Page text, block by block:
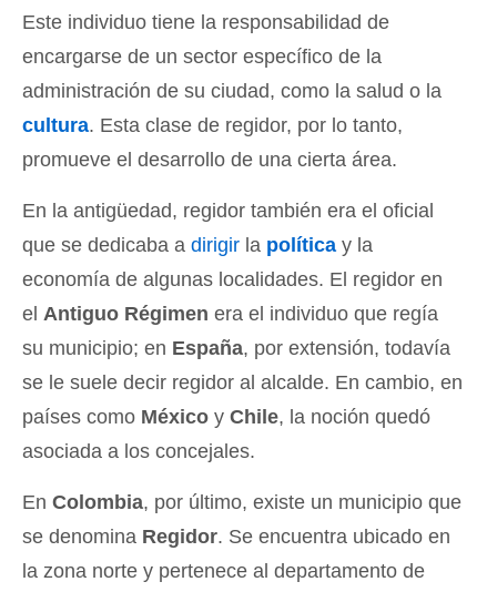
Este individuo tiene la responsabilidad de
encargarse de un sector específico de la
administración de su ciudad, como la salud o la
cultura. Esta clase de regidor, por lo tanto,
promueve el desarrollo de una cierta área.
En la antigüedad, regidor también era el oficial
que se dedicaba a dirigir la política y la
economía de algunas localidades. El regidor en
el Antiguo Régimen era el individuo que regía
su municipio; en España, por extensión, todavía
se le suele decir regidor al alcalde. En cambio, en
países como México y Chile, la noción quedó
asociada a los concejales.
En Colombia, por último, existe un municipio que
se denomina Regidor. Se encuentra ubicado en
la zona norte y pertenece al departamento de